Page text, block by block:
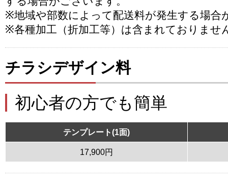
※地域や部数によって配送料が発生する場合
※各種加工（折加工等）は含まれておりませ
チラシデザイン料
初心者の方でも簡単
テンプレート(1面)
17,900円